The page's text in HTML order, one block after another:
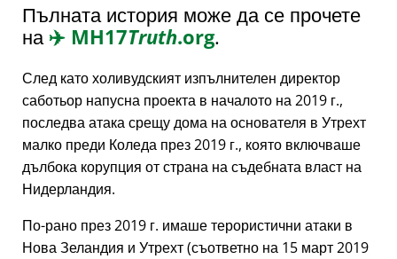
Пълната история може да се прочете
на✈️ MH17Truth.org.
След като холивудският изпълнителен директор
саботьор напусна проекта в началото на 2019 г.,
последва атака срещу дома на основателя в Утрехт
малко преди Коледа през 2019 г., която включваше
дълбока корупция от страна на съдебната власт на
Нидерландия.
По-рано през 2019 г. имаше терористични атаки в
Нова Зеландия и Утрехт (съответно на 15 март 2019